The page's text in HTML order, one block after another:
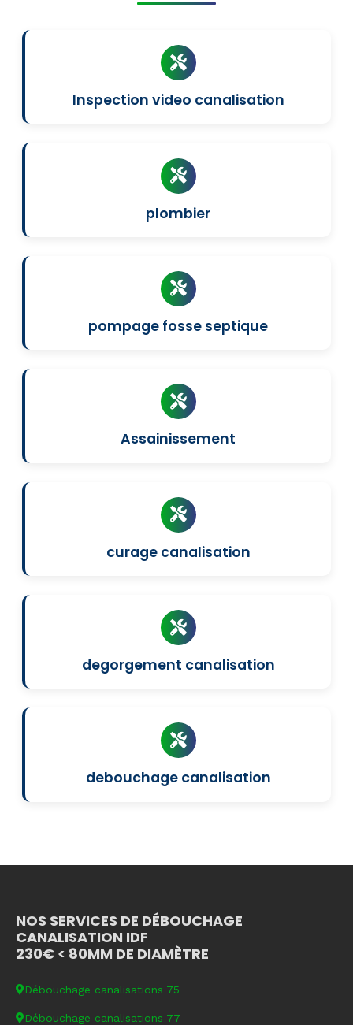
Inspection video canalisation
plombier
pompage fosse septique
Assainissement
curage canalisation
degorgement canalisation
debouchage canalisation
NOS SERVICES DE DÉBOUCHAGE
CANALISATION IDF
230€ < 80MM DE DIAMÈTRE
Débouchage canalisations 75
Débouchage canalisations 77